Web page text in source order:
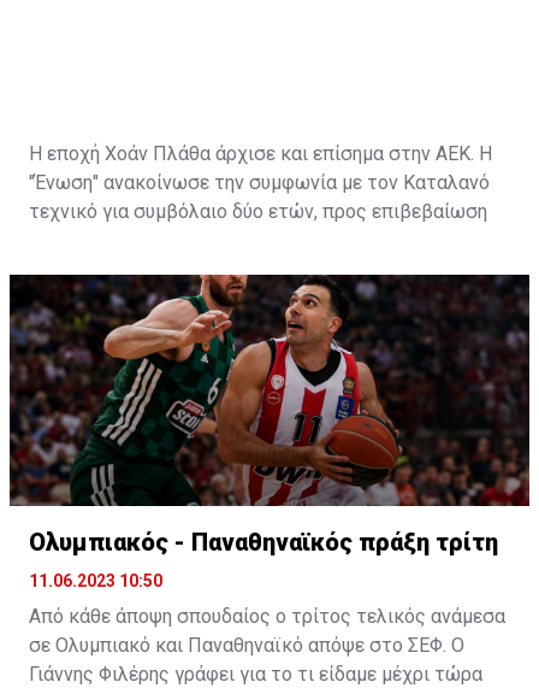
Η εποχή Χοάν Πλάθα άρχισε και επίσημα στην ΑΕΚ. Η
"Ένωση" ανακοίνωσε την συμφωνία με τον Καταλανό
τεχνικό για συμβόλαιο δύο ετών, προς επιβεβαίωση
Ο Πλάθα αποτελεί ένα από τα μεγαλύτερα ονόματα
τεχνικών που θα καθίσει στον πάγκο της "Ένωσης".
Έχει ένα βαρύ βιογραφικό με παρουσία μεταξύ άλλων
στους πάγκους της Ρεάλ και της Μάλαγα και μία
ισπανική φιλοσοφία την οποία θα προσπαθήσει να
εφαρμόσει στους "κιτρινόμαυρους".
Ολυμπιακός - Παναθηναϊκός πράξη τρίτη
11.06.2023 10:50
Από κάθε άποψη σπουδαίος ο τρίτος τελικός ανάμεσα
σε Ολυμπιακό και Παναθηναϊκό απόψε στο ΣΕΦ. Ο
Γιάννης Φιλέρης γράφει για το τι είδαμε μέχρι τώρα